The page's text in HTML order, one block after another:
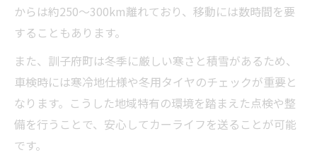
からは約250～300km離れており、移動には数時間を要
することもあります。
また、訓子府町は冬季に厳しい寒さと積雪があるため、
車検時には寒冷地仕様や冬用タイヤのチェックが重要と
なります。こうした地域特有の環境を踏まえた点検や整
備を行うことで、安心してカーライフを送ることが可能
です。